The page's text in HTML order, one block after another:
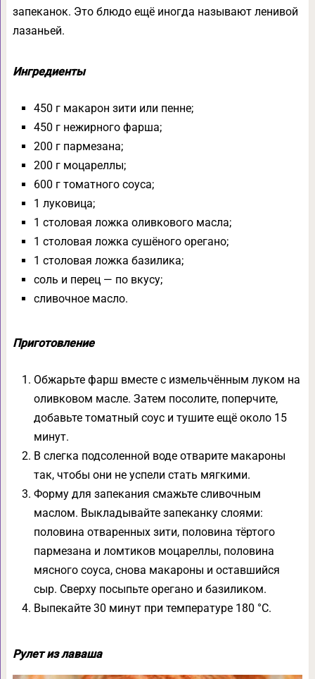
запеканок. Это блюдо ещё иногда называют ленивой
лазаньей.
Ингредиенты
450 г макарон зити или пенне;
450 г нежирного фарша;
200 г пармезана;
200 г моцареллы;
600 г томатного соуса;
1 луковица;
1 столовая ложка оливкового масла;
1 столовая ложка сушёного орегано;
1 столовая ложка базилика;
соль и перец — по вкусу;
сливочное масло.
Приготовление
Обжарьте фарш вместе с измельчённым луком на
оливковом масле. Затем посолите, поперчите,
добавьте томатный соус и тушите ещё около 15
минут.
В слегка подсоленной воде отварите макароны
так, чтобы они не успели стать мягкими.
Форму для запекания смажьте сливочным
маслом. Выкладывайте запеканку слоями:
половина отваренных зити, половина тёртого
пармезана и ломтиков моцареллы, половина
мясного соуса, снова макароны и оставшийся
сыр. Сверху посыпьте орегано и базиликом.
Выпекайте 30 минут при температуре 180 °С.
Рулет из лаваша